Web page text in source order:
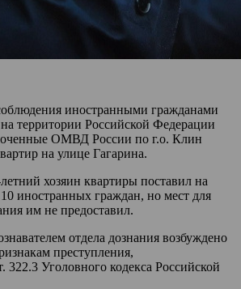
иностранными гражданами
территории Российской Федерации
ОМВД России по г.о. Клин
на улице Гагарина.
хозяин квартиры поставил на
иностранных граждан, но мест для
им не предоставил.
отдела дознания возбуждено
преступления,
322.3 Уголовного кодекса Российской